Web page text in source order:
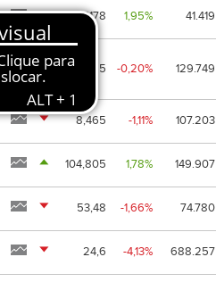
164,3178 1,95% 41.419
256,125 -0,20% 129.749
8,465 -1,11% 107.203
104,805 1,78% 149.907
53,48 -1,66% 74.780
24,6 -4,13% 688.257